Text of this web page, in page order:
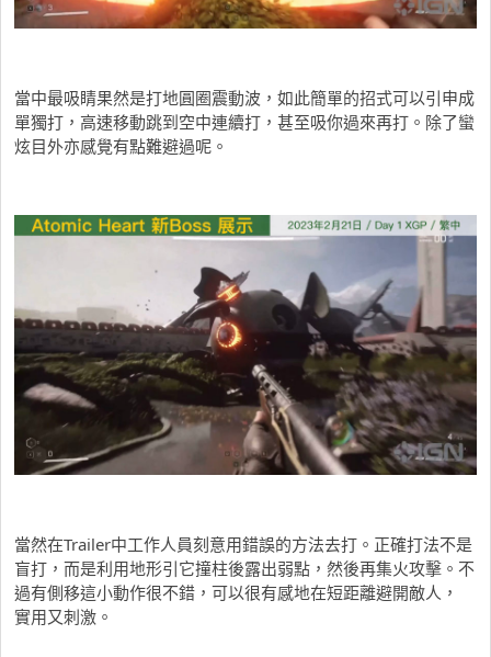
當中最吸睛果然是打地圓圈震動波，如此簡單的招式可以引申成
單獨打，高速移動跳到空中連續打，甚至吸你過來再打。除了蠻
炫目外亦感覺有點難避過呢。
當然在Trailer中工作人員刻意用錯誤的方法去打。正確打法不是
盲打，而是利用地形引它撞柱後露出弱點，然後再集火攻擊。不
過有側移這小動作很不錯，可以很有感地在短距離避開敵人，
實用又刺激。